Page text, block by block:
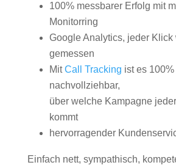
100% messbarer Erfolg mit
Monitorring
Google Analytics, jeder Klick
gemessen
MitCall Tracking ist es 100%
nachvollziehbar,
über welche Kampagne
kommt
hervorragender
Einfach nett, sympathisch,